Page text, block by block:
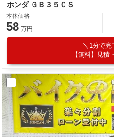
ホンダ ＧＢ３５０Ｓ
本体価格
58 万円
1分で完
【無料】見積